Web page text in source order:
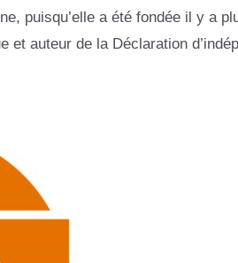
puisqu’elle a été fondée il y a
auteur de la Déclaration